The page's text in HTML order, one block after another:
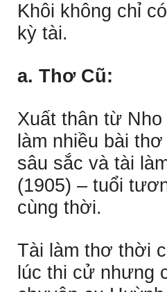
Khôi không chỉ
kỳ tài.
a. Thơ Cũ:
Xuất thân từ
làm nhiều bài
sâu sắc và tài
(1905) – tuổi
cùng thời.
Tài làm thơ thời
lúc thi cử nhưng